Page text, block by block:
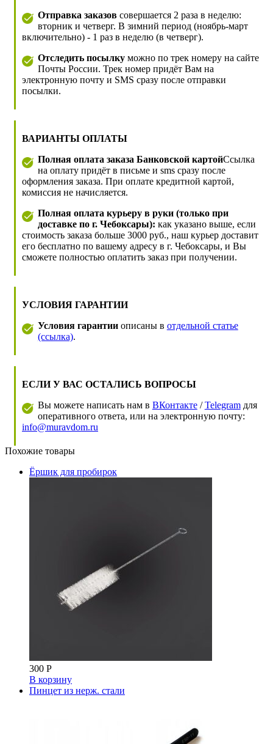
Отправка заказовсовершается 2 раза в неделю:
вторник и четверг. В зимний период (ноябрь-март
включительно) - 1 раз в неделю (в четверг).
Отследить посылку можно по трек номеру на сайте
Почты России. Трек номер придёт Вам на
электронную почту и SMS сразу после отправки
посылки.
ВАРИАНТЫ ОПЛАТЫ
Полная оплата заказа Банковской картойСсылка
на оплату придёт в письме и sms сразу после
оформления заказа. При оплате кредитной картой,
комиссия не начисляется.
Полная оплата курьеру в руки (только при
доставке по г. Чебоксары): как указано выше, если
стоимость заказа больше 3000 руб., наш курьер доставит
его бесплатно по вашему адресу в г. Чебоксары, и Вы
сможете полностью оплатить заказ при получении.
УСЛОВИЯ ГАРАНТИИ
Условия гарантииописаны в отдельной статье
(ссылка).
ЕСЛИ У ВАС ОСТАЛИСЬ ВОПРОСЫ
Вы можете написать нам в ВКонтакте/Telegramдля
оперативного ответа, или на электронную почту:
info@muravdom.ru
Похожие товары
Ёршик для пробирок
300 Р
В корзину
Пинцет из нерж. стали